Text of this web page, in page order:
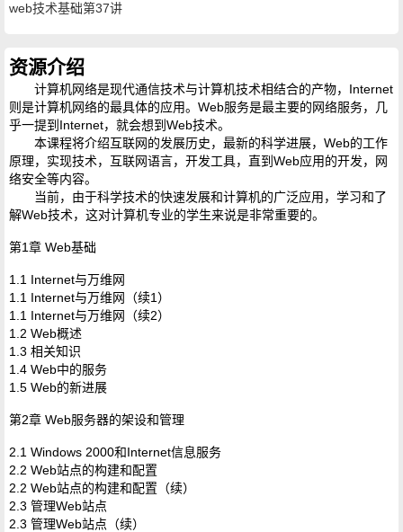
web技术基础第37讲
资源介绍
计算机网络是现代通信技术与计算机技术相结合的产物，Internet
则是计算机网络的最具体的应用。Web服务是最主要的网络服务，几
乎一提到Internet，就会想到Web技术。
本课程将介绍互联网的发展历史，最新的科学进展，Web的工作
原理，实现技术，互联网语言，开发工具，直到Web应用的开发，网
络安全等内容。
当前，由于科学技术的快速发展和计算机的广泛应用，学习和了
解Web技术，这对计算机专业的学生来说是非常重要的。
第1章 Web基础
1.1 Internet与万维网
1.1 Internet与万维网（续1）
1.1 Internet与万维网（续2）
1.2 Web概述
1.3 相关知识
1.4 Web中的服务
1.5 Web的新进展
第2章 Web服务器的架设和管理
2.1 Windows 2000和Internet信息服务
2.2 Web站点的构建和配置
2.2 Web站点的构建和配置（续）
2.3 管理Web站点
2.3 管理Web站点（续）